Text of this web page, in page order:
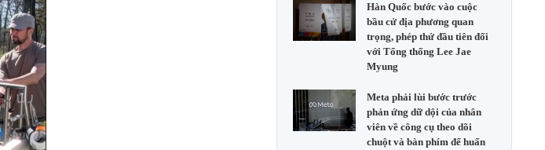
Hàn Quốc bước vào cuộc
bầu cử địa phương quan
trọng, phép thử đầu tiên đối
với Tổng thống Lee Jae
Myung
Meta phải lùi bước trước
phản ứng dữ dội của nhân
viên về công cụ theo dõi
chuột và bàn phím để huấn